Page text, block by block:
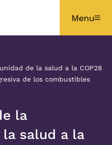
Menu
de la salud a la COP28
de los combustibles
la
salud a la